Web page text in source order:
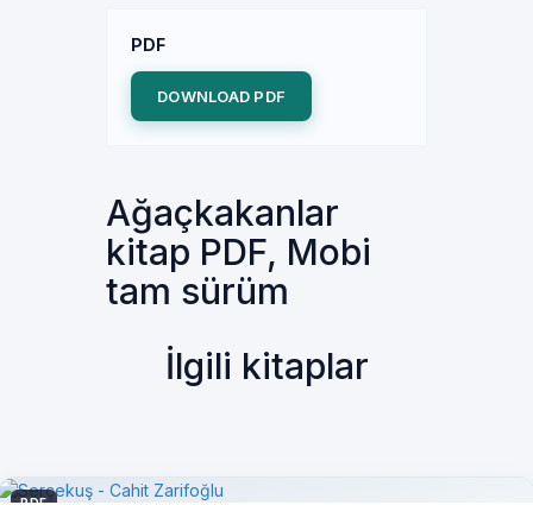
PDF
DOWNLOAD PDF
Ağaçkakanlar
kitap PDF, Mobi
tam sürüm
İlgili kitaplar